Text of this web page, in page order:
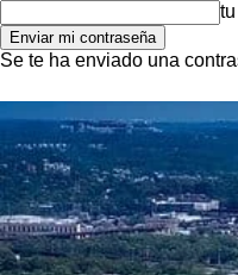
Se te ha enviado una